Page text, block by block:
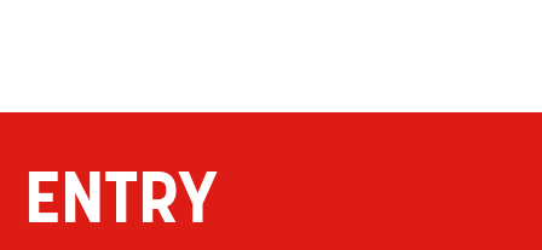
ENTRY